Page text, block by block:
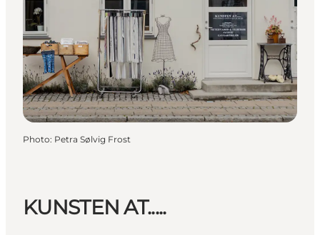
Photo: Petra Sølvig Frost
KUNSTEN AT.....